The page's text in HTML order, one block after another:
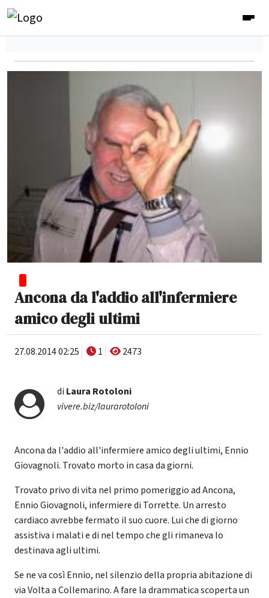
Ancona da l'addio all'infermiere
amico degli ultimi
27.08.2014 02:25 1 2473
di Laura Rotoloni
vivere.biz/laurarotoloni
Ancona da l'addio all'infermiere amico degli ultimi, Ennio
Giovagnoli. Trovato morto in casa da giorni.
Trovato privo di vita nel primo pomeriggio ad Ancona,
Ennio Giovagnoli, infermiere di Torrette. Un arresto
cardiaco avrebbe fermato il suo cuore. Lui che di giorno
assistiva i malati e di nel tempo che gli rimaneva lo
destinava agli ultimi.
Se ne va così Ennio, nel silenzio della propria abitazione di
via Volta a Collemarino. A fare la drammatica scoperta un